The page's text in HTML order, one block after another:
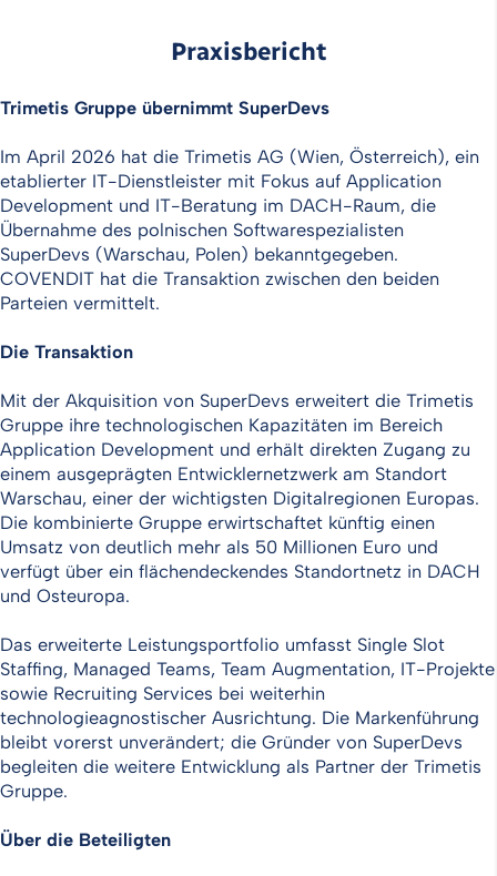
Praxisbericht
Trimetis Gruppe übernimmt SuperDevs
Im April 2026 hat die Trimetis AG (Wien, Österreich), ein
etablierter IT-Dienstleister mit Fokus auf Application
Development und IT-Beratung im DACH-Raum, die
Übernahme des polnischen Softwarespezialisten
SuperDevs (Warschau, Polen) bekanntgegeben.
COVENDIT hat die Transaktion zwischen den beiden
Parteien vermittelt.
Die Transaktion
Mit der Akquisition von SuperDevs erweitert die Trimetis
Gruppe ihre technologischen Kapazitäten im Bereich
Application Development und erhält direkten Zugang zu
einem ausgeprägten Entwicklernetzwerk am Standort
Warschau, einer der wichtigsten Digitalregionen Europas.
Die kombinierte Gruppe erwirtschaftet künftig einen
Umsatz von deutlich mehr als 50 Millionen Euro und
verfügt über ein flächendeckendes Standortnetz in DACH
und Osteuropa.
Das erweiterte Leistungsportfolio umfasst Single Slot
Staffing, Managed Teams, Team Augmentation, IT-Projekte
sowie Recruiting Services bei weiterhin
technologieagnostischer Ausrichtung. Die Markenführung
bleibt vorerst unverändert; die Gründer von SuperDevs
begleiten die weitere Entwicklung als Partner der Trimetis
Gruppe.
Über die Beteiligten